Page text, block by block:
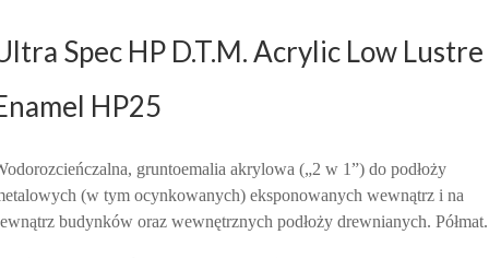
Spec HP D.T.M. Acrylic Low Lustre
HP25
gruntoemalia akrylowa („2 w 1”) do podłoży
(w tym ocynkowanych) eksponowanych wewnątrz i na
budynków oraz wewnętrznych podłoży drewnianych. Półmat.